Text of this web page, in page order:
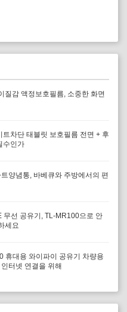
질감 액정보호필름, 소중한 화면
차단 태블릿 보호필름 전면 + 후
수인가
양념통, 바베큐와 주방에서의 편
무선 공유기, TL-MR100으로 안
세요
휴대용 와이파이 공유기 차량용
터넷 연결을 위해